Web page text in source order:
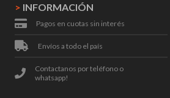
> INFORMACIÓN
Pagos en cuotas sin interés
Envíos a todo el país
Contactanos por teléfono o
whatsapp!